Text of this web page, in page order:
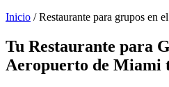
Inicio / Restaurante para grupos en
Tu Restaurante para
Aeropuerto de Miami